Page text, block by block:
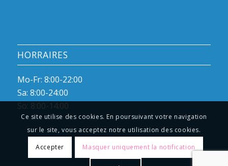
HORRAIRES
Mo-Fr: 8:00-22:00
Sa: 8:00-24:00
So: 8:00-14:00
Ce site utilise des cookies. En poursuivant votre navigation
sur le site, vous acceptez notre utilisation des cookies.
Accepter Masquer uniquement la notification